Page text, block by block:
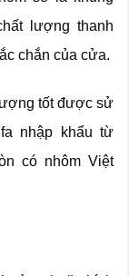
lượng thanh
chắn của cửa.
tốt được sử
nhập khẩu từ
có nhôm Việt